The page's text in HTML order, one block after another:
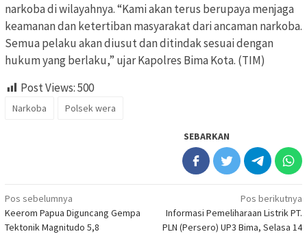
narkoba di wilayahnya. “Kami akan terus berupaya menjaga
keamanan dan ketertiban masyarakat dari ancaman narkoba.
Semua pelaku akan diusut dan ditindak sesuai dengan
hukum yang berlaku,” ujar Kapolres Bima Kota. (TIM)
Post Views:500
Narkoba Polsek wera
SEBARKAN
Navigasi
pos
Pos sebelumnya
Keerom Papua Diguncang Gempa
Tektonik Magnitudo 5,8
Pos berikutnya
Informasi Pemeliharaan Listrik PT.
PLN (Persero) UP3 Bima, Selasa 14